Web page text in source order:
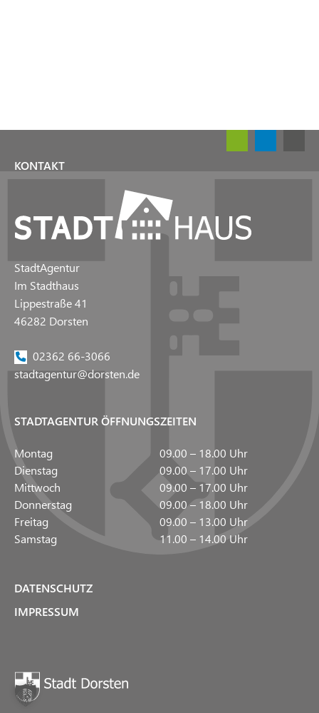
KONTAKT
StadtAgentur
Im Stadthaus
Lippestraße 41
46282 Dorsten
02362 66-3066
stadtagentur@dorsten.de
STADTAGENTUR ÖFFNUNGSZEITEN
Montag
09.00 – 18.00 Uhr
Dienstag
09.00 – 17.00 Uhr
Mittwoch
09.00 – 17.00 Uhr
Donnerstag
09.00 – 18.00 Uhr
Freitag
09.00 – 13.00 Uhr
Samstag
11.00 – 14.00 Uhr
DATENSCHUTZ
IMPRESSUM